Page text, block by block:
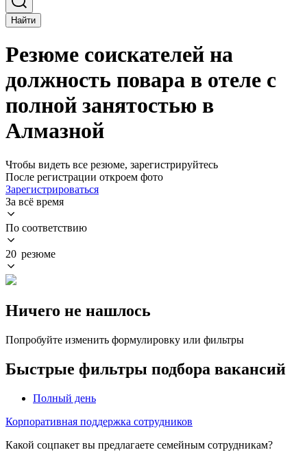
Найти
Резюме соискателей на
должность повара в отеле с
полной занятостью в
Алмазной
Чтобы видеть все резюме, зарегистрируйтесь
После регистрации откроем фото
Зарегистрироваться
За всё время
По соответствию
20 резюме
Ничего не нашлось
Попробуйте изменить формулировку или фильтры
Быстрые фильтры подбора вакансий
Полный день
Корпоративная поддержка сотрудников
Какой соцпакет вы предлагаете семейным сотрудникам?